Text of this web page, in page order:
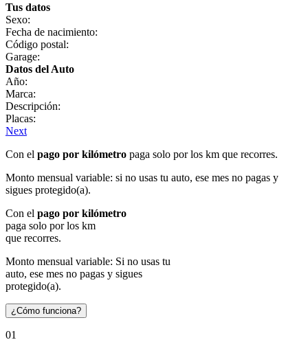
Tus datos
Sexo:
Fecha de nacimiento:
Código postal:
Garage:
Datos del Auto
Año:
Marca:
Descripción:
Placas:
Next
Con el pago por kilómetro paga solo por los km que recorres.
Monto mensual variable: si no usas tu auto, ese mes no pagas y
sigues protegido(a).
Con el pago por kilómetro
paga solo por los km
que recorres.
Monto mensual variable: Si no usas tu
auto, ese mes no pagas y sigues
protegido(a).
¿Cómo funciona?
01